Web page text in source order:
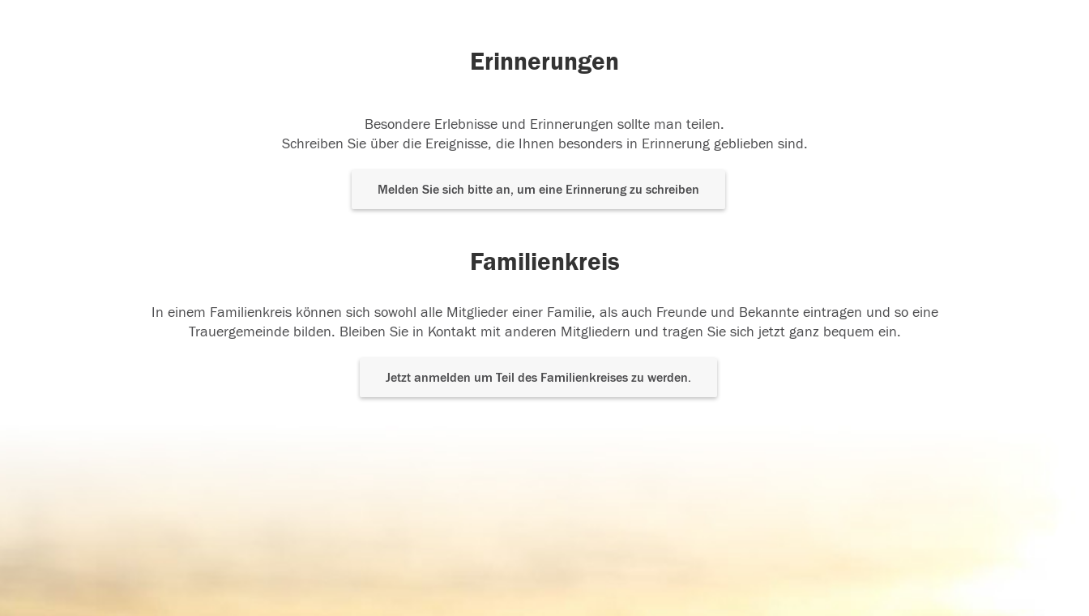
Erinnerungen
Besondere Erlebnisse und Erinnerungen sollte man teilen.
Schreiben Sie über die Ereignisse, die Ihnen besonders in Erinnerung geblieben sind.
Melden Sie sich bitte an, um eine Erinnerung zu schreiben
Familienkreis
In einem Familienkreis können sich sowohl alle Mitglieder einer Familie, als auch Freunde und Bekannte eintragen und so eine
Trauergemeinde bilden. Bleiben Sie in Kontakt mit anderen Mitgliedern und tragen Sie sich jetzt ganz bequem ein.
Jetzt anmelden um Teil des Familienkreises zu werden.